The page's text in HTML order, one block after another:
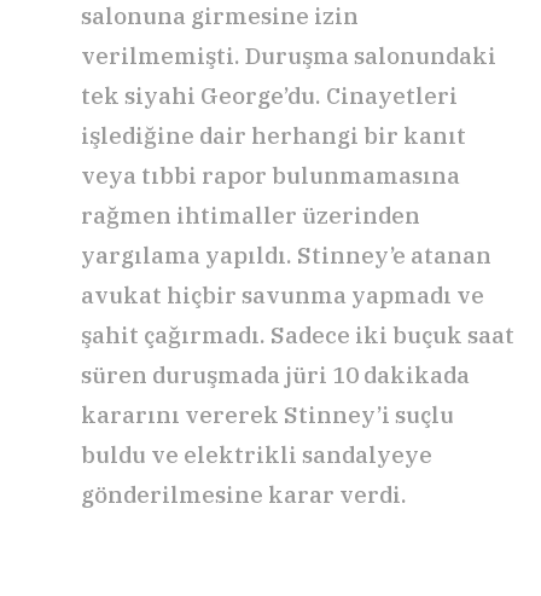
salonuna girmesine izin
verilmemişti. Duruşma salonundaki
tek siyahi George’du. Cinayetleri
işlediğine dair herhangi bir kanıt
veya tıbbi rapor bulunmamasına
rağmen ihtimaller üzerinden
yargılama yapıldı. Stinney’e atanan
avukat hiçbir savunma yapmadı ve
şahit çağırmadı. Sadece iki buçuk saat
süren duruşmada jüri 10 dakikada
kararını vererek Stinney’i suçlu
buldu ve elektrikli sandalyeye
gönderilmesine karar verdi.